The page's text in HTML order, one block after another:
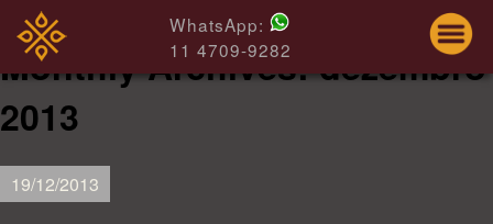
WhatsApp:
11 4709-9282
Monthly Archives:dezembro
2013
19/12/2013